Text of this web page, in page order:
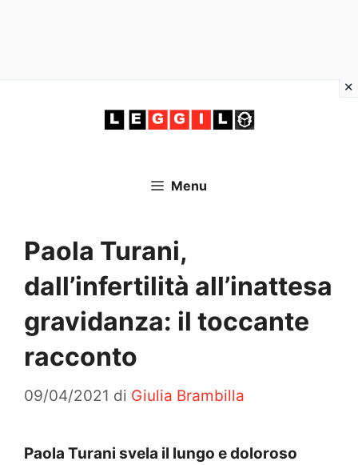
Menu
Paola Turani,
dall’infertilità all’inattesa
gravidanza: il toccante
racconto
09/04/2021 di Giulia Brambilla
Paola Turani svela il lungo e doloroso